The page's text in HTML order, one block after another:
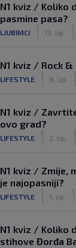
N1 kviz / Koliko
pasmine pasa?
LJUBIMCI 13. lip.
N1 kviz / Rock &
LIFESTYLE 8. lip.
N1 kviz /
ovo grad?
LIFESTYLE 2. lip.
N1 kviz / Zmije,
je najopasniji?
LIFESTYLE 1. lip.
N1 kviz / Koliko
stihove Đorđa